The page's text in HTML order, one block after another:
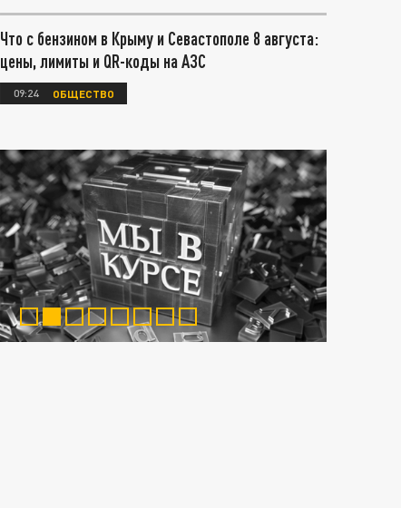
Что с бензином в Крыму и Севастополе 8 августа:
цены, лимиты и QR-коды на АЗС
09:24 ОБЩЕСТВО